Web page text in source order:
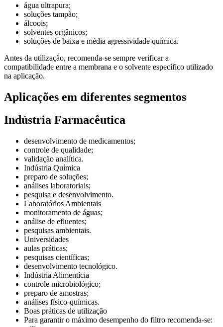
água ultrapura;
soluções tampão;
álcoois;
solventes orgânicos;
soluções de baixa e média agressividade química.
Antes da utilização, recomenda-se sempre verificar a
compatibilidade entre a membrana e o solvente específico utilizado
na aplicação.
Aplicações em diferentes segmentos
Indústria Farmacêutica
desenvolvimento de medicamentos;
controle de qualidade;
validação analítica.
Indústria Química
preparo de soluções;
análises laboratoriais;
pesquisa e desenvolvimento.
Laboratórios Ambientais
monitoramento de águas;
análise de efluentes;
pesquisas ambientais.
Universidades
aulas práticas;
pesquisas científicas;
desenvolvimento tecnológico.
Indústria Alimentícia
controle microbiológico;
preparo de amostras;
análises físico-químicas.
Boas práticas de utilização
Para garantir o máximo desempenho do filtro recomenda-se: